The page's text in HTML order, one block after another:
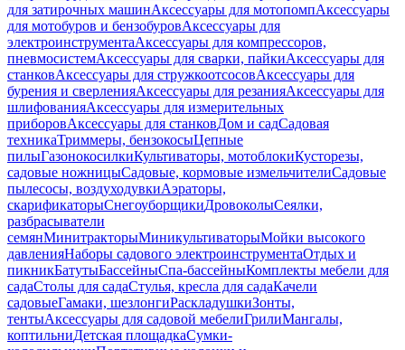
для затирочных машинАксессуары для мотопомпАксессуары
для мотобуров и бензобуровАксессуары для
электроинструментаАксессуары для компрессоров,
пневмосистемАксессуары для сварки, пайкиАксессуары для
станковАксессуары для стружкоотсосовАксессуары для
бурения и сверленияАксессуары для резанияАксессуары для
шлифованияАксессуары для измерительных
приборовАксессуары для станковДом и садСадовая
техникаТриммеры, бензокосыЦепные
пилыГазонокосилкиКультиваторы, мотоблокиКусторезы,
садовые ножницыСадовые, кормовые измельчителиСадовые
пылесосы, воздуходувкиАэраторы,
скарификаторыСнегоуборщикиДровоколыСеялки,
разбрасыватели
семянМинитракторыМиникультиваторыМойки высокого
давленияНаборы садового электроинструментаОтдых и
пикникБатутыБассейныСпа-бассейныКомплекты мебели для
садаСтолы для садаСтулья, кресла для садаКачели
садовыеГамаки, шезлонгиРаскладушкиЗонты,
тентыАксессуары для садовой мебелиГрилиМангалы,
коптильниДетская площадкаСумки-